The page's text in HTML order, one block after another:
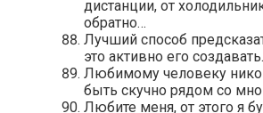
дистанции, от
обратно…
Лучший способ
это активно его создавать.
Любимому человеку
быть скучно рядом со
Любите меня, от этого я